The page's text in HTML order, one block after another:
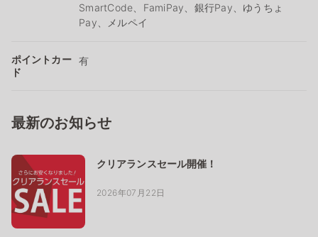
SmartCode、FamiPay、銀行Pay、ゆうちょ
Pay、メルペイ
ポイントカー
ド
有
最新のお知らせ
クリアランスセール開催！
2026年07月22日